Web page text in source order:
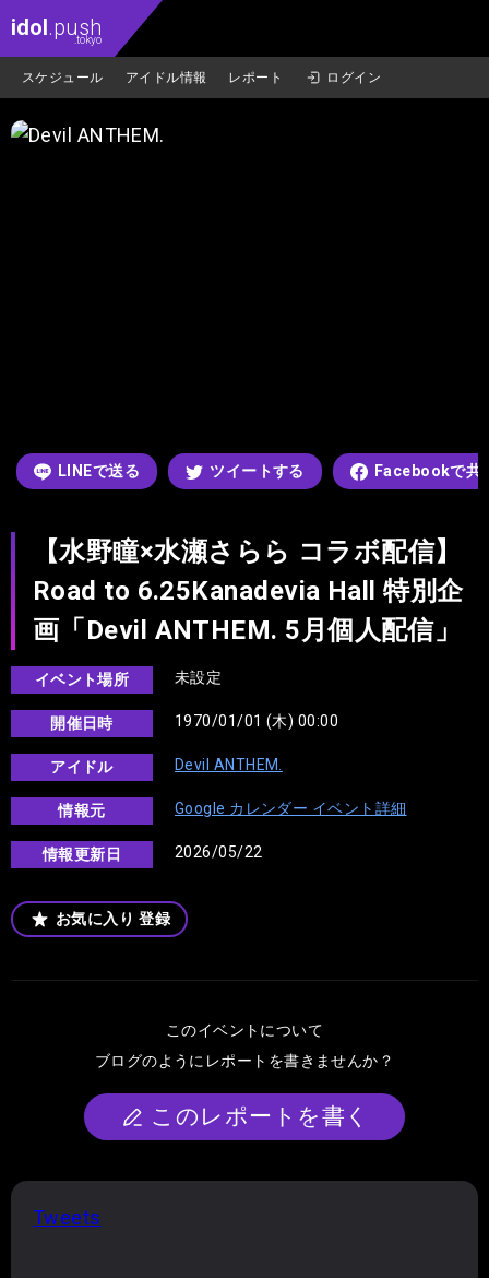
idol.push
.tokyo
スケジュール アイドル情報 レポート ログイン
LINEで送る ツイートする Facebookで共
【水野瞳×水瀬さらら コラボ配信】
Road to 6.25Kanadevia Hall 特別企
画「Devil ANTHEM. 5月個人配信」
イベント場所 未設定
開催日時 1970/01/01 (木) 00:00
アイドル Devil ANTHEM.
情報元 Google カレンダー イベント詳細
情報更新日 2026/05/22
お気に入り 登録
このイベントについて
ブログのようにレポートを書きませんか？
このレポートを書く
Tweets